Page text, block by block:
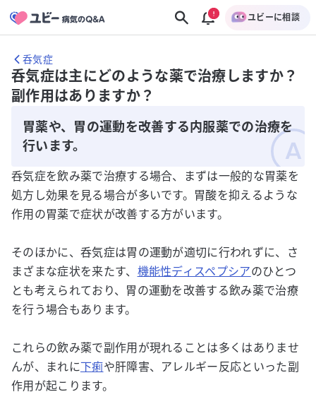
ユビーに相談
呑気症
呑気症は主にどのような薬で治療しますか？
副作用はありますか？
胃薬や、胃の運動を改善する内服薬での治療を
行います。
呑気症を飲み薬で治療する場合、まずは一般的な胃薬を
処方し効果を見る場合が多いです。胃酸を抑えるような
作用の胃薬で症状が改善する方がいます。
そのほかに、呑気症は胃の運動が適切に行われずに、さ
まざまな症状を来たす、 機能性ディスペプシアのひとつ
とも考えられており、胃の運動を改善する飲み薬で治療
を行う場合もあります。
これらの飲み薬で副作用が現れることは多くはありませ
んが、まれに下痢や肝障害、アレルギー反応といった副
作用が起こります。